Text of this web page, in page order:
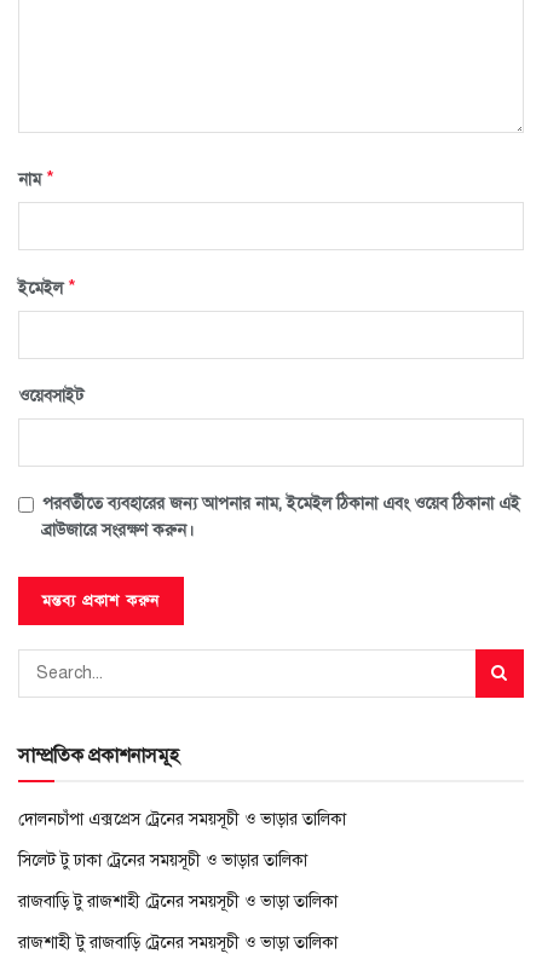
নাম*
ইমেইল*
ওয়েবসাইট
পরবর্তীতে ব্যবহারের জন্য আপনার নাম, ইমেইল ঠিকানা এবং ওয়েব ঠিকানা এই
ব্রাউজারে সংরক্ষণ করুন।
সাম্প্রতিক প্রকাশনাসমূহ
দোলনচাঁপা এক্সপ্রেস ট্রেনের সময়সূচী ও ভাড়ার তালিকা
সিলেট টু ঢাকা ট্রেনের সময়সূচী ও ভাড়ার তালিকা
রাজবাড়ি টু রাজশাহী ট্রেনের সময়সূচী ও ভাড়া তালিকা
রাজশাহী টু রাজবাড়ি ট্রেনের সময়সূচী ও ভাড়া তালিকা